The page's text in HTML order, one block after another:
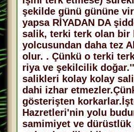
şekilde günü gününe
yapsa RİYADAN DA
salik, terki terk olan bir
yolcusundan daha tez
olur. . Çünkü o terki
riya ve şekilcilik
salikleri kolay kolay
dahi izhar
gösterişten
Hazretleri'nin yolu
samimiyet ve dürüstlük